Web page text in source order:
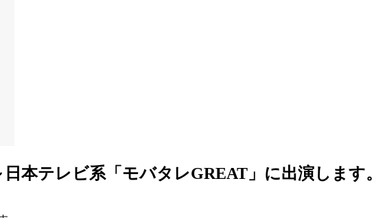
本テレビ系「モバタレGREAT」に出演します。